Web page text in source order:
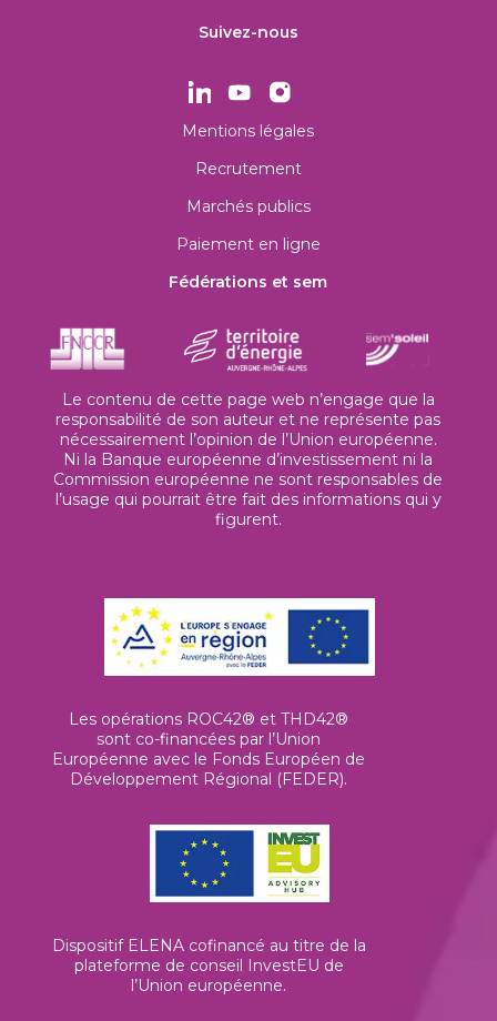
Suivez-nous
Mentions légales
Recrutement
Marchés publics
Paiement en ligne
Fédérations et sem
Le contenu de cette page web n’engage que la
responsabilité de son auteur et ne représente pas
nécessairement l’opinion de l’Union européenne.
Ni la Banque européenne d’investissement ni la
Commission européenne ne sont responsables de
l’usage qui pourrait être fait des informations qui y
figurent.
Les opérations ROC42® et THD42®
sont co-financées par l’Union
Européenne avec le Fonds Européen de
Développement Régional (FEDER).
Dispositif ELENA cofinancé au titre de la
plateforme de conseil InvestEU de
l’Union européenne.